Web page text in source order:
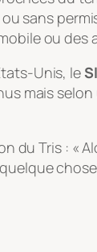
sans
ou des
Unis, le
mais
du Tris : «